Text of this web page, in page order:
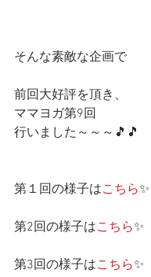
そんな素敵な企画で
前回大好評を頂き、
ママヨガ第9回
行いました～～～🎵🎵
第１回の様子はこちら✨
第2回の様子はこちら✨
第3回の様子はこちら✨